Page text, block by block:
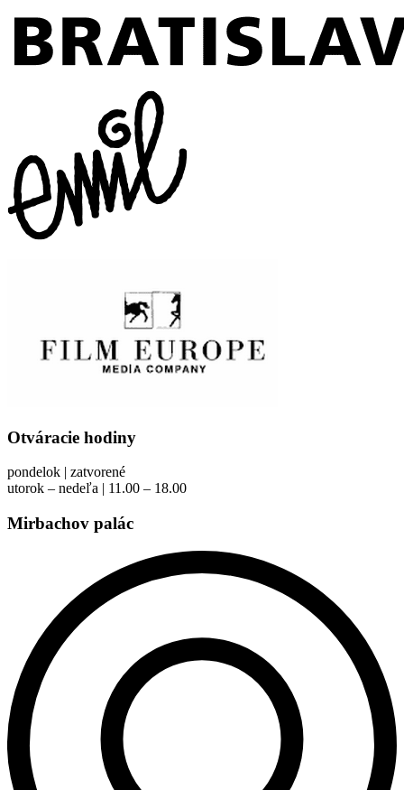
Otváracie hodiny
pondelok | zatvorené
utorok – nedeľa | 11.00 – 18.00
Mirbachov palác